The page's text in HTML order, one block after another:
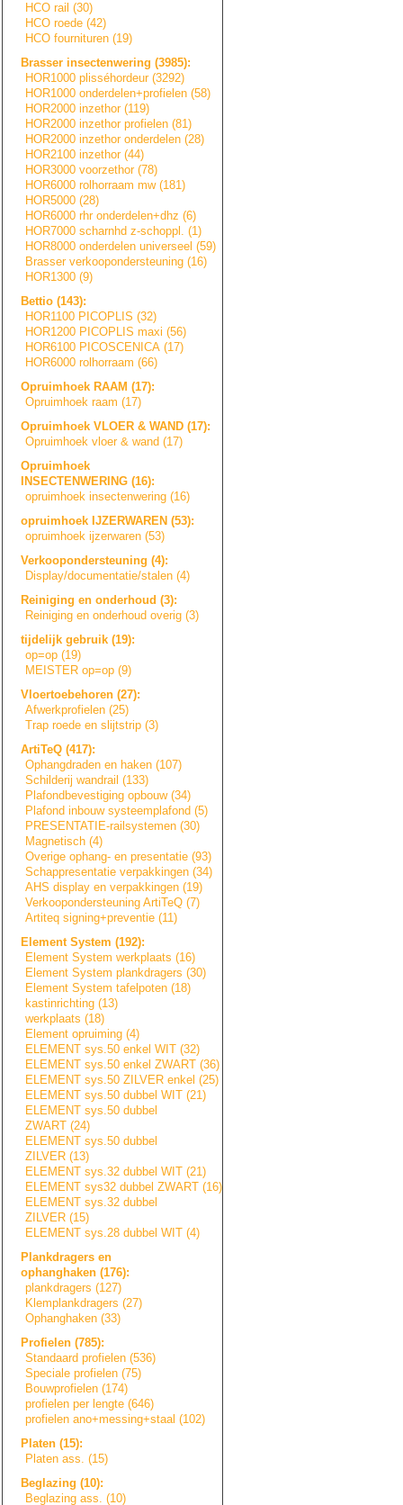
HCO rail (30)
HCO roede (42)
HCO fournituren (19)
Brasser insectenwering (3985):
HOR1000 plisséhordeur (3292)
HOR1000 onderdelen+profie en (58)
HOR2000 inzethor (119)
HOR2000 inzethor profielen (81)
HOR2000 inzethor onderdelen (28)
HOR2100 inzethor (44)
HOR3000 voorzethor (78)
HOR6000 rolhorraam mw (181)
HOR5000 (28)
HOR6000 rhr onderdelen+dhz (6)
HOR7000 scharnhd z-schoppl. (1)
HOR8000 onderdelen universeel (59)
Brasser verkoopondersteuning (16)
HOR1300 (9)
Bettio (143):
HOR1100 PICOPLIS (32)
HOR1200 PICOPLIS maxi (56)
HOR6100 PICOSCENICA (17)
HOR6000 rolhorraam (66)
Opruimhoek RAAM (17):
Opruimhoek raam (17)
Opruimhoek VLOER & WAND (17):
Opruimhoek vloer & wand (17)
Opruimhoek
INSECTENWERING (16):
opruimhoek insectenwering (16)
opruimhoek IJZERWAREN (53):
opruimhoek ijzerwaren (53)
Verkoopondersteuning (4):
Display/documentatie/stalen (4)
Reiniging en onderhoud (3):
Reiniging en onderhoud overig (3)
tijdelijk gebruik (19):
op=op (19)
MEISTER op=op (9)
Vloertoebehoren (27):
Afwerkprofielen (25)
Trap roede en slijtstrip (3)
ArtiTeQ (417):
Ophangdraden en haken (107)
Schilderij wandrail (133)
Plafondbevestiging opbouw (34)
Plafond inbouw systeemplafond (5)
PRESENTATIE-rail systemen (30)
Magnetisch (4)
Overige ophang- en presentatie (93)
Schappresentatie verpakkingen (34)
AHS display en verpakkingen (19)
Verkoopondersteuning ArtiTeQ (7)
Artiteq signing+preventie (11)
Element System (192):
Element System werkplaats (16)
Element System plankdragers (30)
Element System tafelpoten (18)
kastinrichting (13)
werkplaats (18)
Element opruiming (4)
ELEMENT sys.50 enkel WIT (32)
ELEMENT sys.50 enkel ZWART (36)
ELEMENT sys.50 ZILVER enkel (25)
ELEMENT sys.50 dubbel WIT (21)
ELEMENT sys.50 dubbel
ZWART (24)
ELEMENT sys.50 dubbel
ZILVER (13)
ELEMENT sys.32 dubbel WIT (21)
ELEMENT sys32 dubbel ZWART (16)
ELEMENT sys.32 dubbel
ZILVER (15)
ELEMENT sys.28 dubbel WIT (4)
Plankdragers en
ophanghaken (176):
plankdragers (127)
Klemplankdragers (27)
Ophanghaken (33)
Profielen (785):
Standaard profielen (536)
Speciale profielen (75)
Bouwprofielen (174)
profielen per lengte (646)
profielen ano+messing+staal (102)
Platen (15):
Platen ass. (15)
Beglazing (10):
Beglazing ass. (10)